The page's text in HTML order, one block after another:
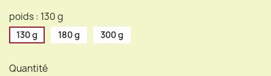
poids : 130 g
130 g 180 g 300 g
Quantité